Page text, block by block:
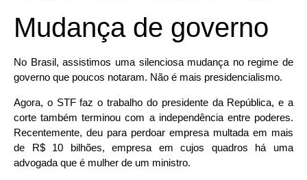
Mudança de governo
No Brasil, assistimos uma silenciosa mudança no regime de
governo que poucos notaram. Não é mais presidencialismo.
Agora, o STF faz o trabalho do presidente da República, e a
corte também terminou com a independência entre poderes.
Recentemente, deu para perdoar empresa multada em mais
de R$ 10 bilhões, empresa em cujos quadros há uma
advogada que é mulher de um ministro.